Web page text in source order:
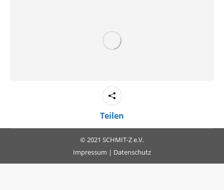
Teilen
© 2021 SCHMIT-Z e.V.
Impressum | Datenschutz